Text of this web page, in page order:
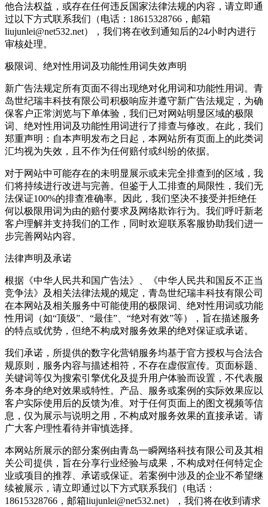
他合法权益，或存在任何违反国家法律法规的内容，请立即通
过以下方式联系我们（电话：18615328766，邮箱
liujunlei@net532.net），我们将在收到通知后的24小时内进行
审核处理。
极限词、绝对性用词及功能性用词失效声明
新广告法规定所有页面不得出现绝对化用词和功能性用词。青
岛世纪瑞丰科技有限公司积极响应并遵守新广告法规定，为确
保客户正常浏览与下单体验，我们已对网站明显区域的极限
词、绝对性用词及功能性用词进行了排查与修改。在此，我们
郑重声明：自本声明发布之日起，本网站所有页面上的此类词
汇均视为失效，且不作为任何赔付或纠纷的依据。
对于网站中可能存在的未明显展示或未完全排查到的区域，我
们将持续进行改进与完善。但鉴于人工排查的局限性，我们无
法保证100%的排查准确率。因此，我们坚决不接受并拒绝任
何以极限用词为由的赔付要求及网络欺诈行为。我们呼吁新老
客户理解并支持我们的工作，同时欢迎联系客服协助我们进一
步完善网站内容。
法律声明及承诺
根据《中华人民共和国广告法》、《中华人民共和国反不正当
竞争法》及相关法律法规的规定，青岛世纪瑞丰科技有限公司
在本网站及相关服务中可能使用的极限词、绝对性用词或功能
性用词（如“顶级”、“最佳”、“绝对有效”等），旨在描述服务
的特点或优势，但绝不构成对服务效果的绝对保证或承诺。
我们承诺，所提供的数字化营销服务均基于官方授权与合法合
规原则，服务内容与描述相符，不存在虚假宣传。页面标题、
关键词等仅为搜索引擎优化及提升用户体验而设置，不代表服
务本身的绝对效果或特性。产品、服务或案例的实际效果应以
客户实际使用后的反馈为准。对于任何页面上的图文视频等信
息，仅为展示与说明之用，不构成对服务效果的直接承诺。请
广大客户理性看待并审慎选择。
本网站所展示的部分案例由青岛一瞬网络科技有限公司及其相
关公司提供，旨在分享行业经验与成果，不构成对任何特定企
业或项目的推荐、承诺或保证。若案例中涉及的企业不希望继
续被展示，请立即通过以下方式联系我们（电话：
18615328766，邮箱liujunlei@net532.net），我们将在收到请求